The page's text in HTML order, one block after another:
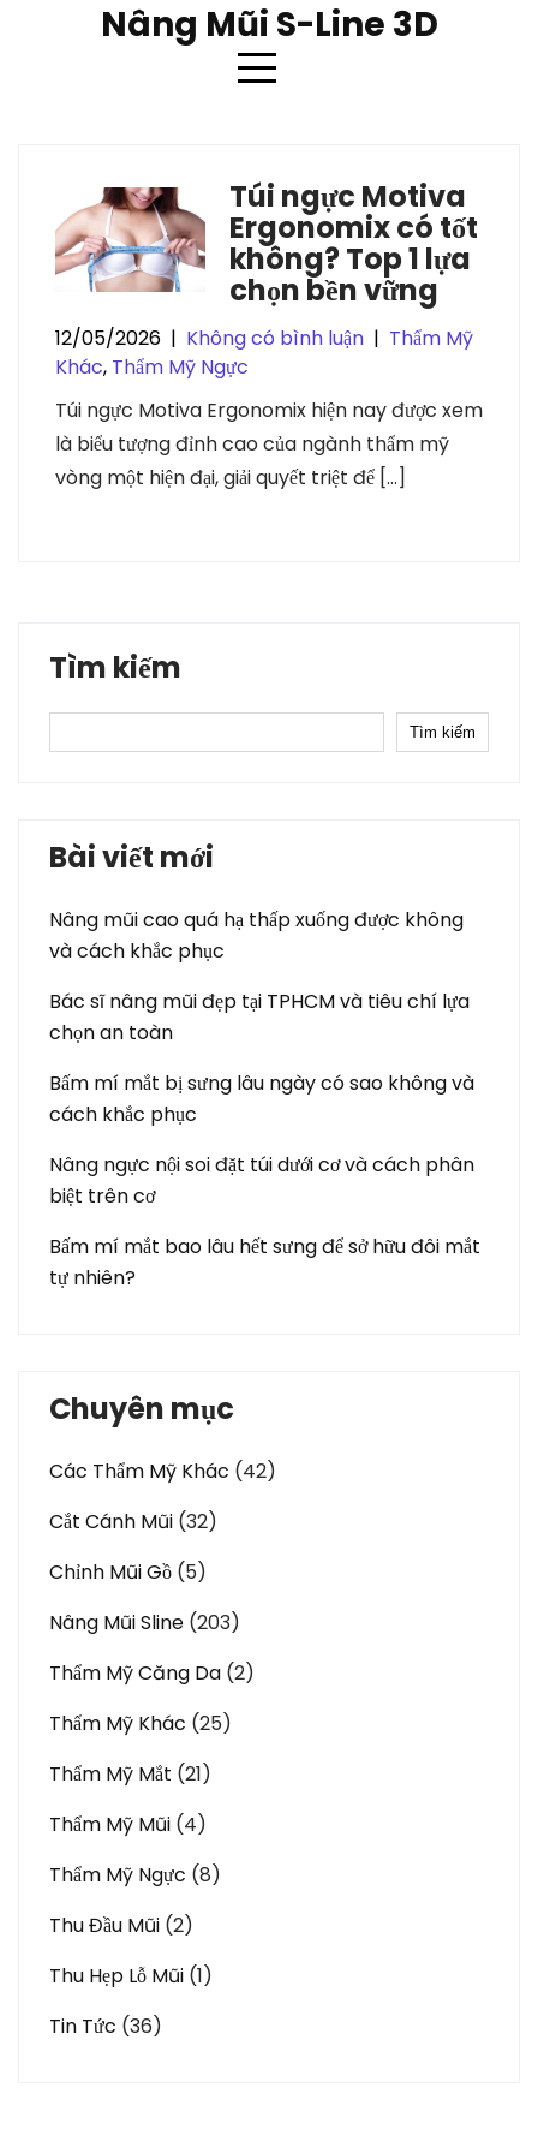
Nâng Mũi S-Line 3D
túi nâng ngựcTúi ngực Motiva
Ergonomix có tốt
không? Top 1 lựa
chọn bền vững
12/05/2026 | Không có bình luận | Thẩm Mỹ
Khác, Thẩm Mỹ Ngực
Túi ngực Motiva Ergonomix hiện nay được xem
là biểu tượng đỉnh cao của ngành thẩm mỹ
vòng một hiện đại, giải quyết triệt để […]
Tìm kiếm
Tìm kiếm
Bài viết mới
Nâng mũi cao quá hạ thấp xuống được không
và cách khắc phục
Bác sĩ nâng mũi đẹp tại TPHCM và tiêu chí lựa
chọn an toàn
Bấm mí mắt bị sưng lâu ngày có sao không và
cách khắc phục
Nâng ngực nội soi đặt túi dưới cơ và cách phân
biệt trên cơ
Bấm mí mắt bao lâu hết sưng để sở hữu đôi mắt
tự nhiên?
Chuyên mục
Các Thẩm Mỹ Khác (42)
Cắt Cánh Mũi (32)
Chỉnh Mũi Gồ (5)
Nâng Mũi Sline (203)
Thẩm Mỹ Căng Da (2)
Thẩm Mỹ Khác (25)
Thẩm Mỹ Mắt (21)
Thẩm Mỹ Mũi (4)
Thẩm Mỹ Ngực (8)
Thu Đầu Mũi (2)
Thu Hẹp Lỗ Mũi (1)
Tin Tức (36)